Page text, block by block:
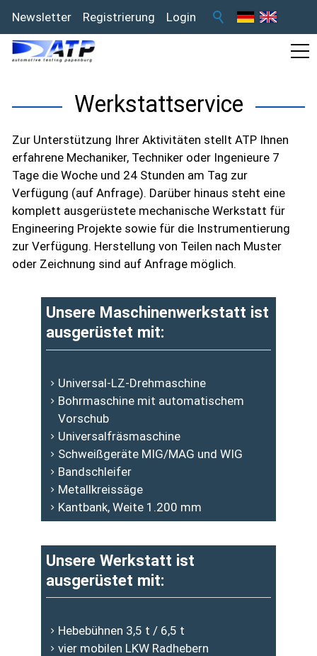
Newsletter Registrierung Login
Werkstattservice
Zur Unterstützung Ihrer Aktivitäten stellt ATP Ihnen
erfahrene Mechaniker, Techniker oder Ingenieure 7
Tage die Woche und 24 Stunden am Tag zur
Verfügung (auf Anfrage). Darüber hinaus steht eine
komplett ausgerüstete mechanische Werkstatt für
Engineering Projekte sowie für die Instrumentierung
zur Verfügung. Herstellung von Teilen nach Muster
oder Zeichnung sind auf Anfrage möglich.
Unsere Maschinenwerkstatt ist
ausgerüstet mit:
Universal-LZ-Drehmaschine
Bohrmaschine mit automatischem
Vorschub
Universalfräsmaschine
Schweißgeräte MIG/MAG und WIG
Bandschleifer
Metallkreissäge
Kantbank, Weite 1.200 mm
Unsere Werkstatt ist
ausgerüstet mit:
Hebebühnen 3,5 t / 6,5 t
vier mobilen LKW Radhebern